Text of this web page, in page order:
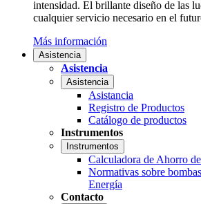
intensidad. El brillante diseño de las
cualquier servicio necesario en el
Más información
Asistencia
Asistencia
Asistencia
Asistancia
Registro de Productos
Catálogo de productos
Instrumentos
Instrumentos
Calculadora de Ahorro
Normativas sobre
Energía
Contacto